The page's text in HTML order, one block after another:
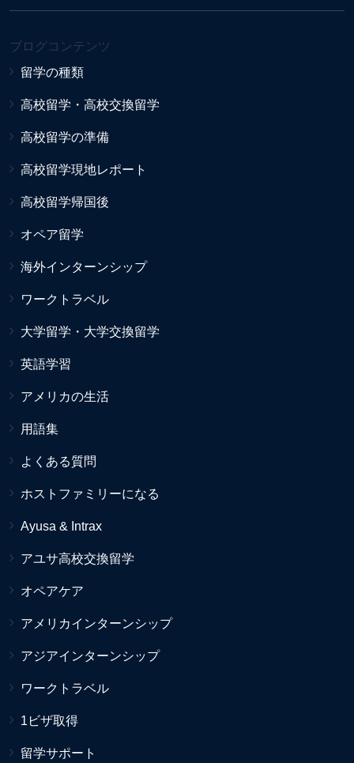
ブログコンテンツ
留学の種類
高校留学・高校交換留学
高校留学の準備
高校留学現地レポート
高校留学帰国後
オペア留学
海外インターンシップ
ワークトラベル
大学留学・大学交換留学
英語学習
アメリカの生活
用語集
よくある質問
ホストファミリーになる
Ayusa & Intrax
アユサ高校交換留学
オペアケア
アメリカインターンシップ
アジアインターンシップ
ワークトラベル
1ビザ取得
留学サポート